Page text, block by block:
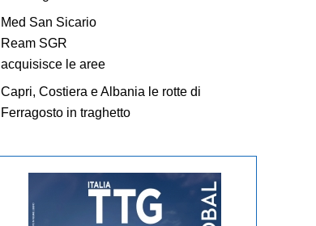
Med San Sicario
Ream SGR
acquisisce le aree
Capri, Costiera e Albania le rotte di
Ferragosto in traghetto